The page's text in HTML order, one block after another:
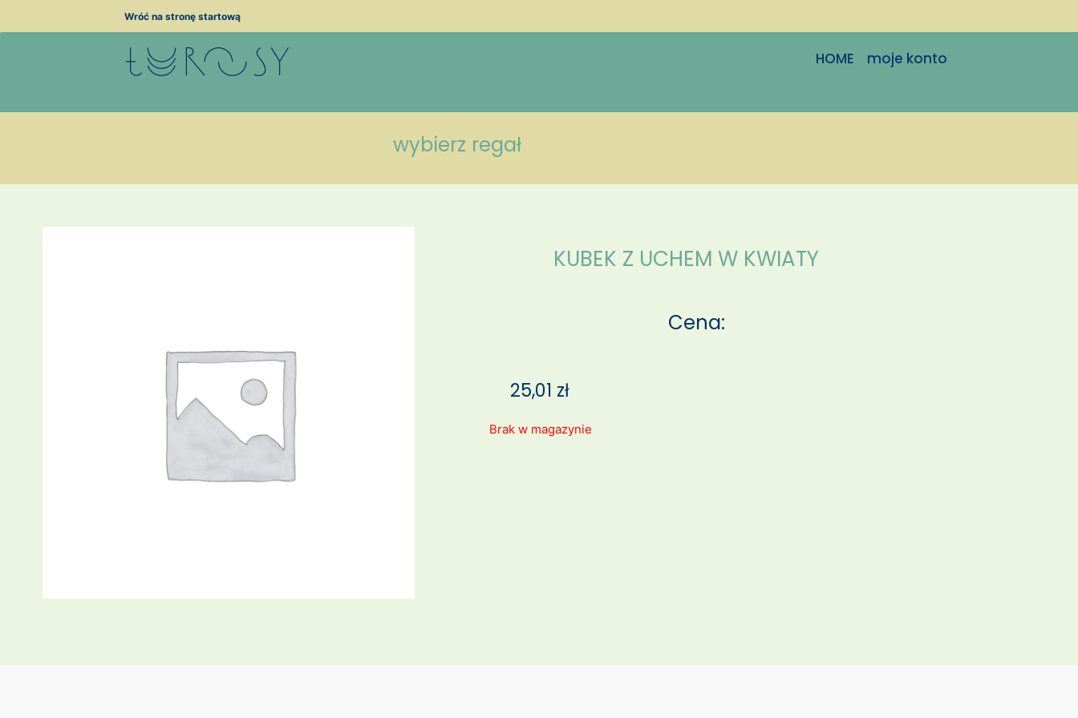
Wróć na stronę startową
HOME moje konto
wybierz regał
KUBEK Z UCHEM W KWIATY
Cena:
25,01 zł
Brak w magazynie